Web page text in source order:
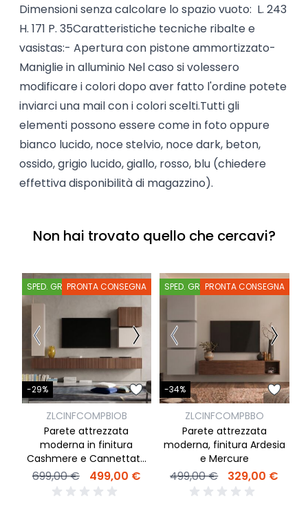
Dimensioni senza calcolare lo spazio vuoto: L. 243
H. 171 P. 35Caratteristiche tecniche ribalte e
vasistas:- Apertura con pistone ammortizzato-
Maniglie in alluminio Nel caso si volessero
modificare i colori dopo aver fatto l'ordine potete
inviarci una mail con i colori scelti.Tutti gli
elementi possono essere come in foto oppure
bianco lucido, noce stelvio, noce dark, beton,
ossido, grigio lucido, giallo, rosso, blu (chiedere
effettiva disponibilità di magazzino).
Non hai trovato quello che cercavi?
SPED. GRATISPRONTA CONSEGNA
-29%
ZLCINFCOMPBIOB
Parete attrezzata
moderna in finitura
Cashmere e Cannettato
Mercure
699,00 € 499,00 €
SPED. GRATISPRONTA CONSEGNA
-34%
ZLCINFCOMPBBO
Parete attrezzata
moderna, finitura Ardesia
e Mercure
499,00 € 329,00 €